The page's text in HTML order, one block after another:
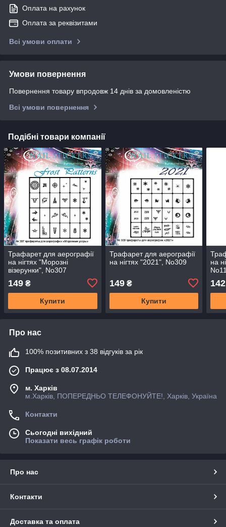
Оплата на рахунок
Оплата за реквізитами
Всі умови оплати
Умови повернення
Повернення товару впродовж 14 днів за домовленістю
Всі умови повернення
Подібні товари компанії
Трафарет для аерографії
на нігтях "Морозні
візерунки", No307
149 ₴
Купити
Трафарет для аерографії
на нігтях "2021", No309
149₴
Купити
на
142
Про нас
100% позитивних з 38 відгуків за рік
Працює з 08.07.2014
м. Харків
м.Харків, ПОПЕРЕДНЬО ТЕЛЕФОНУЙТЕ!, Харків, Україна
Контакти
Сьогодні вихідний
Показати весь графік роботи
Про нас
Контакти
Доставка та оплата